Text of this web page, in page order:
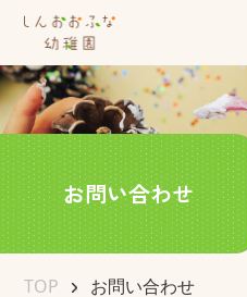
お問い合わせ
TOP お問い合わせ